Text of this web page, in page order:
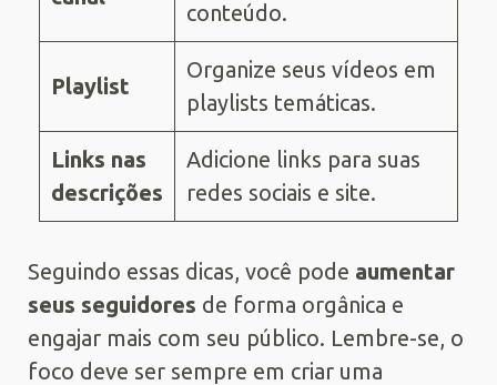
conteúdo.
Playlist
Organize seus vídeos em
playlists temáticas.
Links nas
descrições
Adicione links para suas
redes sociais e site.
Seguindo essas dicas, você pode aumentar
seus seguidores de forma orgânica e
engajar mais com seu público. Lembre-se, o
foco deve ser sempre em criar uma